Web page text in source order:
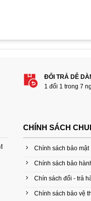
cho sản phẩm
ĐỔI TRẢ DỄ
1 đổi 1 trong 7
CHÍNH SÁCH
Chính sách bảo mật
Chính sách bảo
Chín sách đổi - trả
Chính sách bảo vệ